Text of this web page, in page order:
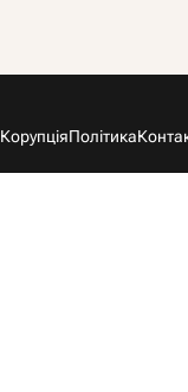
КорупціяПолітика